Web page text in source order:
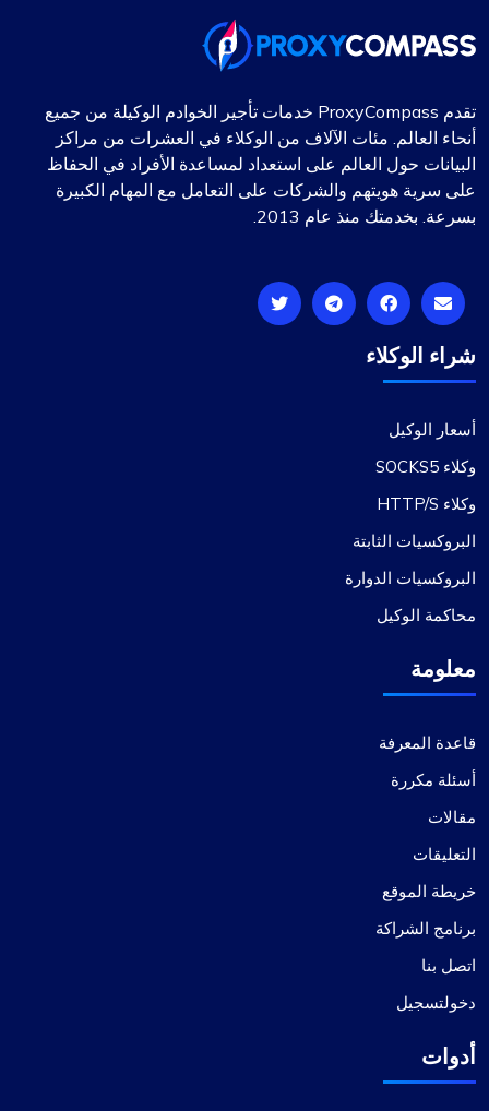
تقدم ProxyCompass خدمات تأجير الخوادم الوكيلة من جميع
أنحاء العالم. مئات الآلاف من الوكلاء في العشرات من مراكز
البيانات حول العالم على استعداد لمساعدة الأفراد في الحفاظ
على سرية هويتهم والشركات على التعامل مع المهام الكبيرة
بسرعة. بخدمتك منذ عام 2013.
شراء الوكلاء
أسعار الوكيل
وكلاء SOCKS5
وكلاء HTTP/S
البروكسيات الثابتة
البروكسيات الدوارة
محاكمة الوكيل
معلومة
قاعدة المعرفة
أسئلة مكررة
مقالات
التعليقات
خريطة الموقع
برنامج الشراكة
اتصل بنا
دخولتسجيل
أدوات